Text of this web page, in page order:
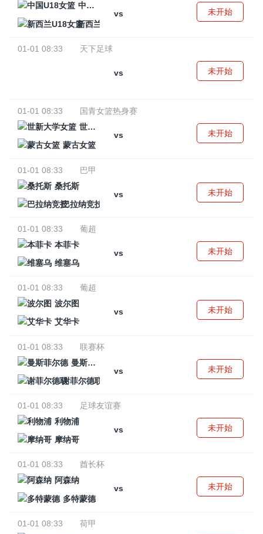
中国U18女篮
vs
新西兰U18女篮
未开始
01-01 08:33 天下足球
vs 未开始
01-01 08:33
国青女篮热身赛
世新大学女篮
vs
蒙古女篮
未开始
01-01 08:33
巴甲
桑托斯
vs
巴拉纳竞技
未开始
01-01 08:33
葡超
本菲卡
vs
维塞乌
未开始
01-01 08:33
葡超
波尔图
vs
艾华卡
未开始
01-01 08:33
联赛杯
曼斯菲尔德
vs
谢菲尔德联
未开始
01-01 08:33
足球友谊赛
利物浦
vs
摩纳哥
未开始
01-01 08:33
酋长杯
阿森纳
vs
多特蒙德
未开始
01-01 08:33
荷甲